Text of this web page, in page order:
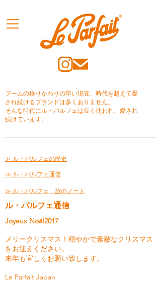
ブームの移りかわりの早い現在、時代を越えて愛
され続けるブランドは多くありません。
そんな時代にル・パルフェは長く使われ、愛され
続けています。
≫ ル・パルフェの歴史
≫ ル・パルフェ通信
≫ ル・パルフェ 旅のノート
ル・パルフェ通信
Joyeux Noël2017
メリークリスマス！穏やかで素敵なクリスマス
をお迎えください。
来年も宜しくお願い致します。
Le Parfait Japan.